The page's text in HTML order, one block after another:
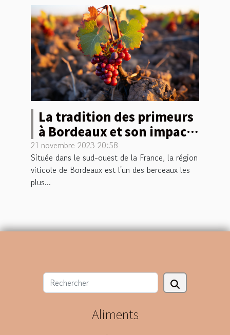
La tradition des primeurs
à Bordeaux et son impact
sur la viniculture
moderne
21 novembre 2023 20:58
Située dans le sud-ouest de la France, la région
viticole de Bordeaux est l'un des berceaux les
plus...
Aliments